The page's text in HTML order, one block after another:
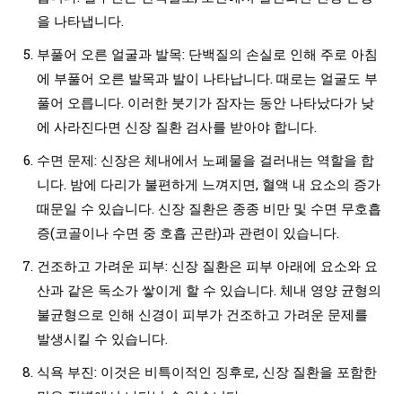
을 나타냅니다.
부풀어 오른 얼굴과 발목: 단백질의 손실로 인해 주로 아침
에 부풀어 오른 발목과 발이 나타납니다. 때로는 얼굴도 부
풀어 오릅니다. 이러한 붓기가 잠자는 동안 나타났다가 낮
에 사라진다면 신장 질환 검사를 받아야 합니다.
수면 문제: 신장은 체내에서 노폐물을 걸러내는 역할을 합
니다. 밤에 다리가 불편하게 느껴지면, 혈액 내 요소의 증가
때문일 수 있습니다. 신장 질환은 종종 비만 및 수면 무호흡
증(코골이나 수면 중 호흡 곤란)과 관련이 있습니다.
건조하고 가려운 피부: 신장 질환은 피부 아래에 요소와 요
산과 같은 독소가 쌓이게 할 수 있습니다. 체내 영양 균형의
불균형으로 인해 신경이 피부가 건조하고 가려운 문제를
발생시킬 수 있습니다.
식욕 부진: 이것은 비특이적인 징후로, 신장 질환을 포함한